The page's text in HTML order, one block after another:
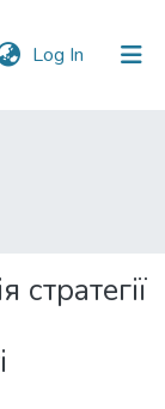
Log In (current)